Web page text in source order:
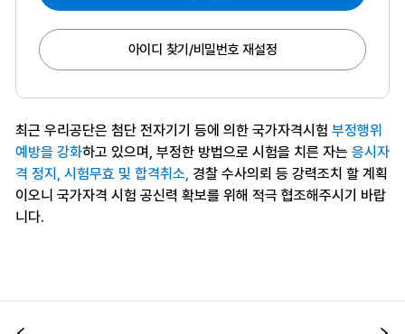
아이디 찾기/비밀번호 재설정
최근 우리공단은 첨단 전자기기 등에 의한 국가자격시험 부정행위
예방을 강화하고 있으며, 부정한 방법으로 시험을 치른 자는 응시자
격 정지, 시험무효 및 합격취소, 경찰 수사의뢰 등 강력조치 할 계획
이오니 국가자격 시험 공신력 확보를 위해 적극 협조해주시기 바랍
니다.